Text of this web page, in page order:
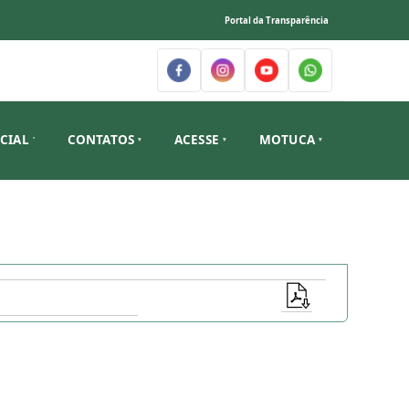
Portal da Transparência
CONTATOS ACESSE MOTUCA